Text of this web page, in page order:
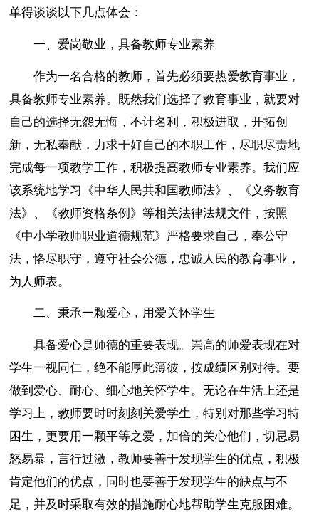
单得谈谈以下几点体会：
一、爱岗敬业，具备教师专业素养
作为一名合格的教师，首先必须要热爱教育事业，
具备教师专业素养。既然我们选择了教育事业，就要对
自己的选择无怨无悔，不计名利，积极进取，开拓创
新，无私奉献，力求干好自己的本职工作，尽职尽责地
完成每一项教学工作，积极提高教师专业素养。我们应
该系统地学习《中华人民共和国教师法》、《义务教育
法》、《教师资格条例》等相关法律法规文件，按照
《中小学教师职业道德规范》严格要求自己，奉公守
法，恪尽职守，遵守社会公德，忠诚人民的教育事业，
为人师表。
二、秉承一颗爱心，用爱关怀学生
具备爱心是师德的重要表现。崇高的师爱表现在对
学生一视同仁，绝不能厚此薄彼，按成绩区别对待。要
做到爱心、耐心、细心地关怀学生。无论在生活上还是
学习上，教师要时时刻刻关爱学生，特别对那些学习特
困生，更要用一颗平等之爱，加倍的关心他们，切忌易
怒易暴，言行过激，教师要善于发现学生的优点，积极
肯定他们的优点，同时也要善于发现学生的缺点与不
足，并及时采取有效的措施耐心地帮助学生克服困难。